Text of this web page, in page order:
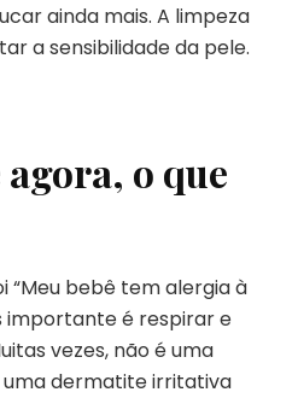
ainda mais. A limpeza
a sensibilidade da pele.
o que
“Meu bebê tem alergia à
importante é respirar e
vezes, não é uma
dermatite irritativa